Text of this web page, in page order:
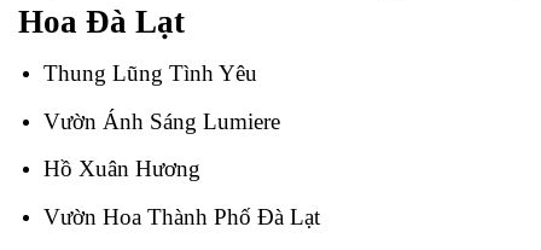
Hoa Đà Lạt
Thung Lũng Tình Yêu
Vườn Ánh Sáng Lumiere
Hồ Xuân Hương
Vườn Hoa Thành Phố Đà Lạt